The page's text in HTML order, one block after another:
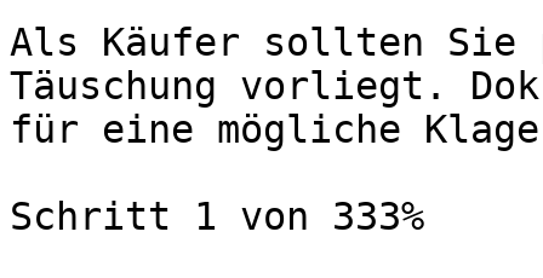
Als Käufer sollten
Täuschung vorliegt.
für eine mögliche
Schritt 1 von 333%